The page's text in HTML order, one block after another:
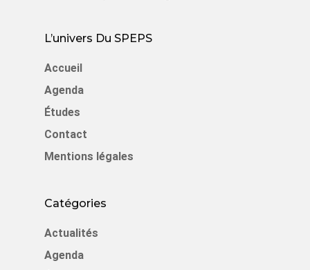
L’univers Du SPEPS
Accueil
Agenda
Études
Contact
Mentions légales
Catégories
Actualités
Agenda